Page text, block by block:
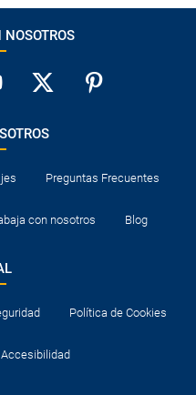
Preguntas Frecuentes
con nosotros Blog
Política de Cookies
Accesibilidad